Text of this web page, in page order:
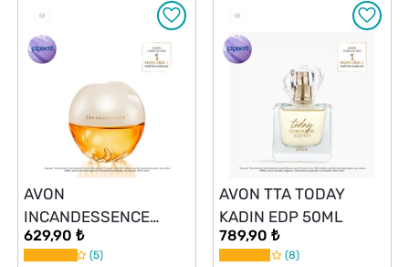
AVON
INCANDESSENCE
KADIN EDP 50ML
629,90 ₺
5
AVON TTA TODAY
KADIN EDP 50ML
789,90 ₺
8